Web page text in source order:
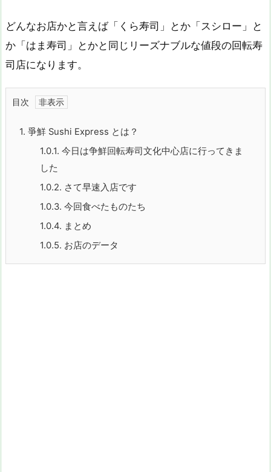
どんなお店かと言えば「くら寿司」とか「スシロー」と
か「はま寿司」とかと同じリーズナブルな値段の回転寿
司店になります。
目次
1. 爭鮮 Sushi Express とは？
1.0.1. 今日は争鮮回転寿司文化中心店に行ってきま
した
1.0.2. さて早速入店です
1.0.3. 今回食べたものたち
1.0.4. まとめ
1.0.5. お店のデータ